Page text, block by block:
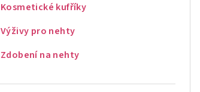
Kosmetické kufříky
Výživy pro nehty
Zdobení na nehty